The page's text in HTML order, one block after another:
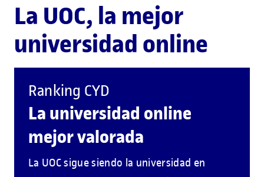
La UOC, la mejor
universidad online
Ranking CYD
La universidad online
mejor valorada
La UOC sigue siendo la universidad en